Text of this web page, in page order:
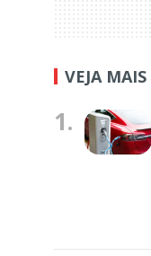
VEJA MAIS
1.